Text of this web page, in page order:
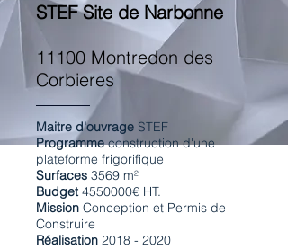
STEF Site de Narbonne
11100 Montredon des
Corbieres
Maitre d'ouvrage STEF
Programmeconstruction d'une
plateforme frigorifique
Surfaces 3569 m²
Budget 4550000€ HT.
Mission Conception et Permis de
Construire
Réalisation 2018 - 2020